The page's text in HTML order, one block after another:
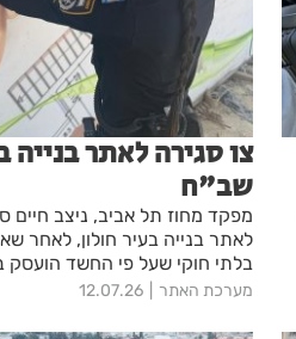
צו סגירה לאתר בנייה
שב"ח
מפקד מחוז תל אביב, ניצב חיים
לאתר בנייה בעיר חולון, לאחר
בלתי חוקי שעל פי החשד הועסק
מערכת האתר 12.07.26